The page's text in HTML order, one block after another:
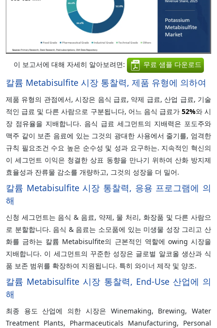
이 보고서에 대해 자세히 알아보려면: 무료 샘플 다운로드
칼륨 Metabisulfite 시장 통찰력, 제품 유형에 의하여
제품 유형의 관점에서, 시장은 음식 급료, 약제 급료, 산업 급료, 기술
적인 급료 및 다른 사람으로 구분됩니다, 어느 음식 급료가 52%와 시
장 점유율을 지배합니다. 음식 급료 세그먼트의 지배력은 포도주와
맥주 같이 보존 음료에 있는 그것의 광대한 사용에서 줄기를, 엄격한
규칙 필요조건 수요 높은 순수성 및 성과 요구하는. 지속적인 혁신의
이 세그먼트 이익은 청결한 상표 동향을 만나기 위하여 산화 방지제
효율성과 잔류물 감소를 개량하고, 그것의 성장을 더 밀어.
칼륨 Metabisulfite 시장 통찰력, 응용 프로그램에 의
해
신청 세그먼트는 음식 & 음료, 약제, 물 처리, 화장품 및 다른 사람으
로 분할합니다. 음식 & 음료는 소모품에 있는 미생물 성장 그리고 산
화를 금하는 칼륨 Metabisulfite의 근본적인 역할에 owing 시장을
지배합니다. 이 세그먼트의 꾸준한 성장은 글로벌 알코올 생산과 식
품 보존 범위를 확장하여 지원됩니다. 특히 와이너 제작 및 양조.
칼륨 Metabisulfite 시장 통찰력, End-Use 산업에 의
해
최종 용도 산업에 의한 시장은 Winemaking, Brewing, Water
Treatment Plants, Pharmaceuticals Manufacturing, Personal